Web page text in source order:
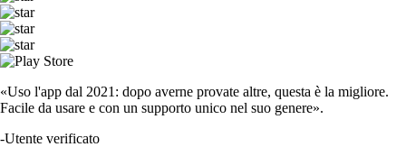
«Uso l'app dal 2021: dopo averne provate altre, questa è la migliore.
Facile da usare e con un supporto unico nel suo genere».
-Utente verificato